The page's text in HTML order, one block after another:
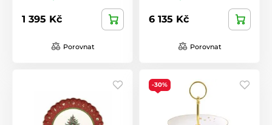
1 395 Kč
Porovnat
6 135 Kč
Porovnat
-30%